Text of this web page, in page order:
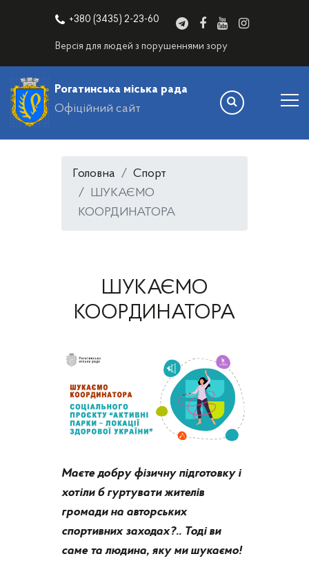
+380 (3435) 2-23-60
Версія для людей з порушеннями зору
Рогатинська міська рада
Офіційний сайт
Головна
Спорт
ШУКАЄМО
КООРДИНАТОРА
ШУКАЄМО
КООРДИНАТОРА
Маєте добру фізичну підготовку і
хотіли б гуртувати жителів
громади на авторських
спортивних заходах?.. Тоді ви
саме та людина, яку ми шукаємо!